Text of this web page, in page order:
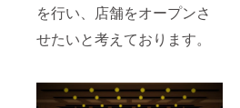
を行い、店舗をオープンさ
せたいと考えております。